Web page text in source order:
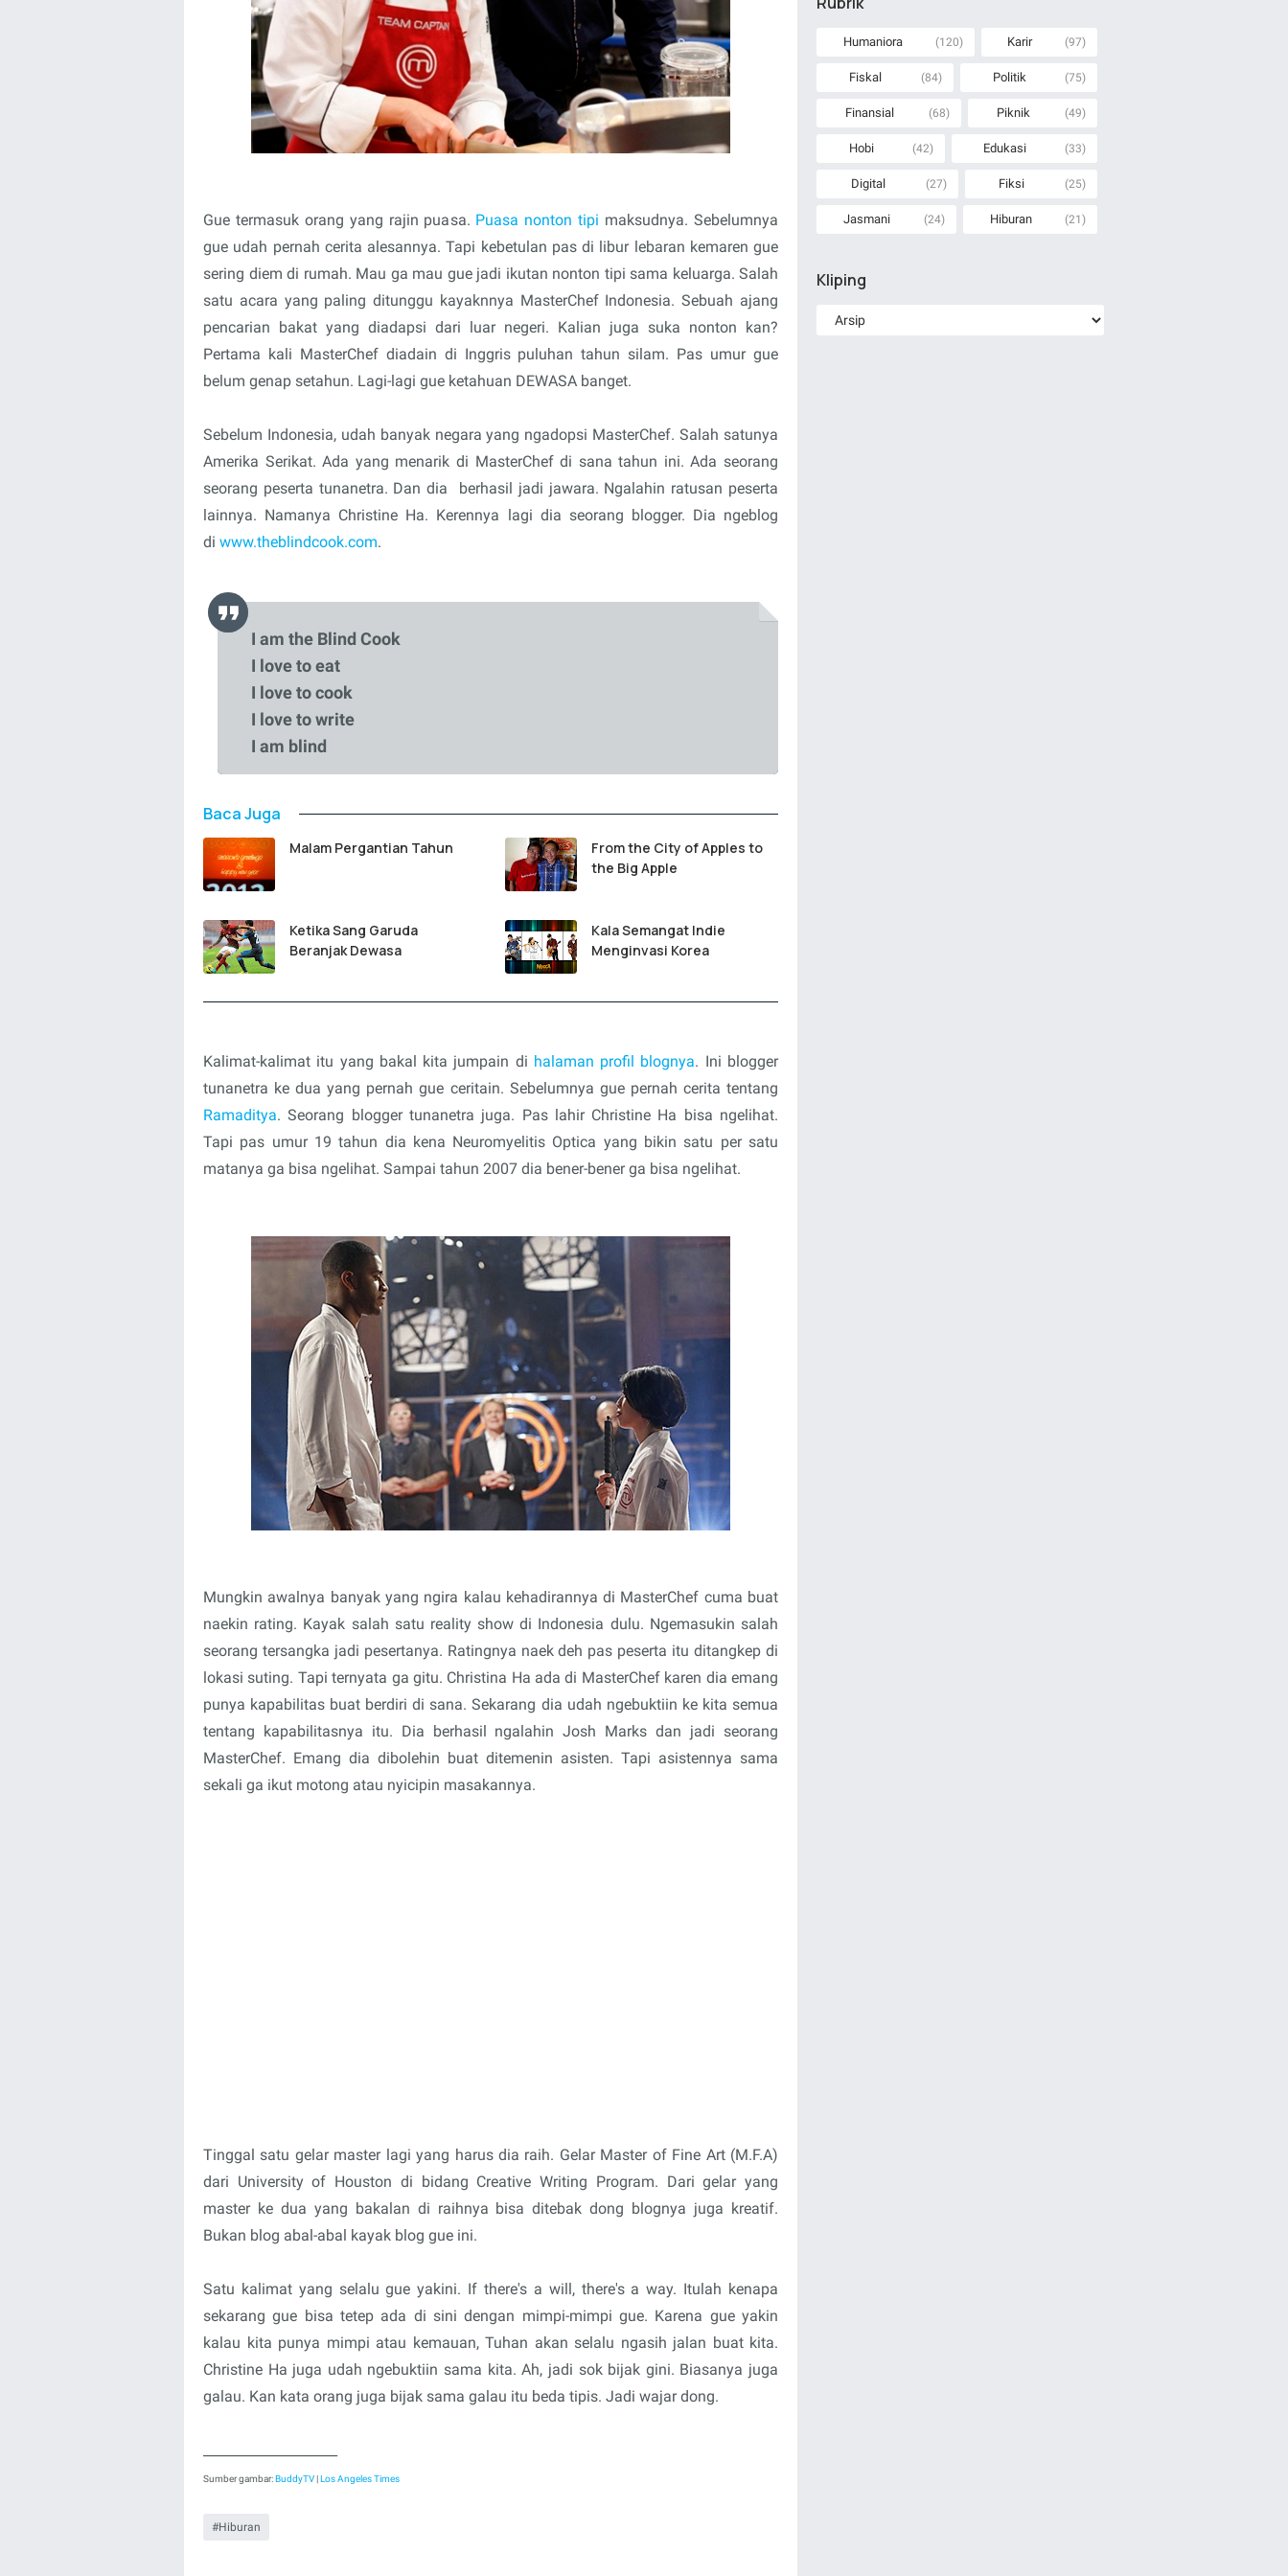
Gue termasuk orang yang rajin puasa. Puasa nonton tipi maksudnya. Sebelumnya
gue udah pernah cerita alesannya. Tapi kebetulan pas di libur lebaran kemaren gue
sering diem di rumah. Mau ga mau gue jadi ikutan nonton tipi sama keluarga. Salah
satu acara yang paling ditunggu kayaknnya MasterChef Indonesia. Sebuah ajang
pencarian bakat yang diadapsi dari luar negeri. Kalian juga suka nonton kan?
Pertama kali MasterChef diadain di Inggris puluhan tahun silam. Pas umur gue
belum genap setahun. Lagi-lagi gue ketahuan DEWASA banget.
Sebelum Indonesia, udah banyak negara yang ngadopsi MasterChef. Salah satunya
Amerika Serikat. Ada yang menarik di MasterChef di sana tahun ini. Ada seorang
seorang peserta tunanetra. Dan dia berhasil jadi jawara. Ngalahin ratusan peserta
lainnya. Namanya Christine Ha. Kerennya lagi dia seorang blogger. Dia ngeblog
di www.theblindcook.com.
I am the Blind Cook
I love to eat
I love to cook
I love to write
I am blind
Baca Juga
Malam Pergantian Tahun
From the City of Apples to
the Big Apple
Ketika Sang Garuda
Beranjak Dewasa
Kala Semangat Indie
Menginvasi Korea
Kalimat-kalimat itu yang bakal kita jumpain di halaman profil blognya. Ini blogger
tunanetra ke dua yang pernah gue ceritain. Sebelumnya gue pernah cerita tentang
Ramaditya. Seorang blogger tunanetra juga. Pas lahir Christine Ha bisa ngelihat.
Tapi pas umur 19 tahun dia kena Neuromyelitis Optica yang bikin satu per satu
matanya ga bisa ngelihat. Sampai tahun 2007 dia bener-bener ga bisa ngelihat.
Mungkin awalnya banyak yang ngira kalau kehadirannya di MasterChef cuma buat
naekin rating. Kayak salah satu reality show di Indonesia dulu. Ngemasukin salah
seorang tersangka jadi pesertanya. Ratingnya naek deh pas peserta itu ditangkep di
lokasi suting. Tapi ternyata ga gitu. Christina Ha ada di MasterChef karen dia emang
punya kapabilitas buat berdiri di sana. Sekarang dia udah ngebuktiin ke kita semua
tentang kapabilitasnya itu. Dia berhasil ngalahin Josh Marks dan jadi seorang
MasterChef. Emang dia dibolehin buat ditemenin asisten. Tapi asistennya sama
sekali ga ikut motong atau nyicipin masakannya.
Tinggal satu gelar master lagi yang harus dia raih. Gelar Master of Fine Art (M.F.A)
dari University of Houston di bidang Creative Writing Program. Dari gelar yang
master ke dua yang bakalan di raihnya bisa ditebak dong blognya juga kreatif.
Bukan blog abal-abal kayak blog gue ini.
Satu kalimat yang selalu gue yakini. If there's a will, there's a way. Itulah kenapa
sekarang gue bisa tetep ada di sini dengan mimpi-mimpi gue. Karena gue yakin
kalau kita punya mimpi atau kemauan, Tuhan akan selalu ngasih jalan buat kita.
Christine Ha juga udah ngebuktiin sama kita. Ah, jadi sok bijak gini. Biasanya juga
galau. Kan kata orang juga bijak sama galau itu beda tipis. Jadi wajar dong.
Sumber gambar:BuddyTV |Los Angeles Times
Hiburan
Humaniora (120) Karir (97)
Fiskal (84) Politik (75)
Finansial (68) Piknik (49)
Hobi (42) Edukasi (33)
Digital (27) Fiksi (25)
Jasmani (24) Hiburan (21)
Kliping